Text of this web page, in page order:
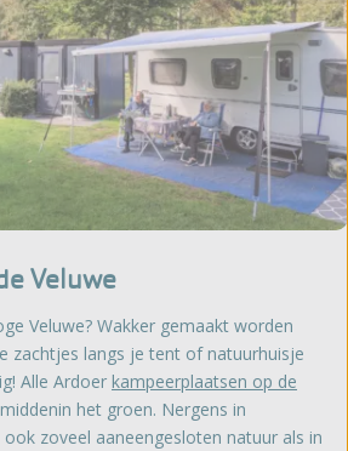
Veluwe
Veluwe? Wakker gemaakt worden
zachtjes langs je tent of natuurhuisje
Alle Ardoer kampeerplaatsen op de
het groen. Nergens in
zoveel aaneengesloten natuur als in